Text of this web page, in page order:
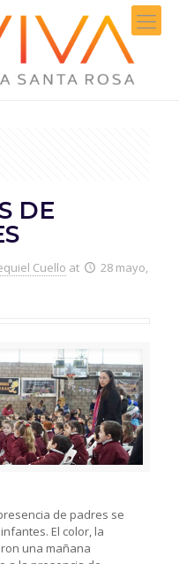
DE
Cuello at
28 mayo,
de padres se
El color, la
una mañana